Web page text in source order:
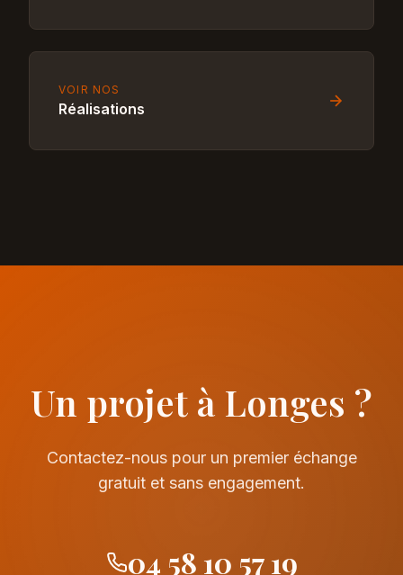
VOIR NOS
Réalisations
Un projet à Longes ?
Contactez-nous pour un premier échange
gratuit et sans engagement.
04 58 10 57 19